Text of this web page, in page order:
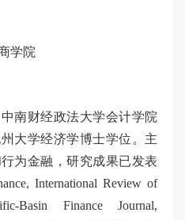
学院
南财经政法大学会计学院
大学经济学博士学位。主
为金融，研究成果已发表
International Review of
Basin Finance Journal,